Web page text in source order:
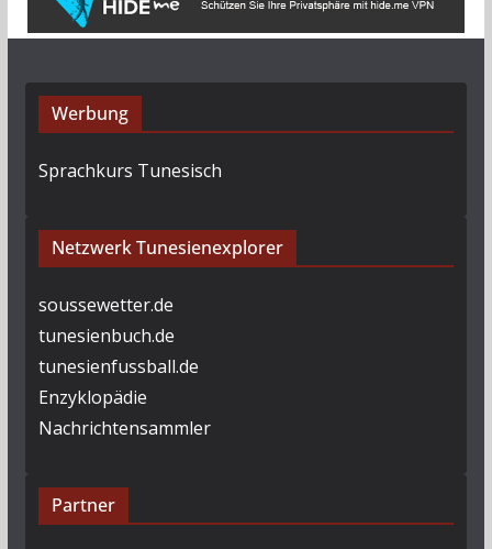
Werbung
Sprachkurs Tunesisch
Netzwerk Tunesienexplorer
soussewetter.de
tunesienbuch.de
tunesienfussball.de
Enzyklopädie
Nachrichtensammler
Partner